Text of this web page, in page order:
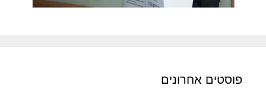
פוסטים אחרונים